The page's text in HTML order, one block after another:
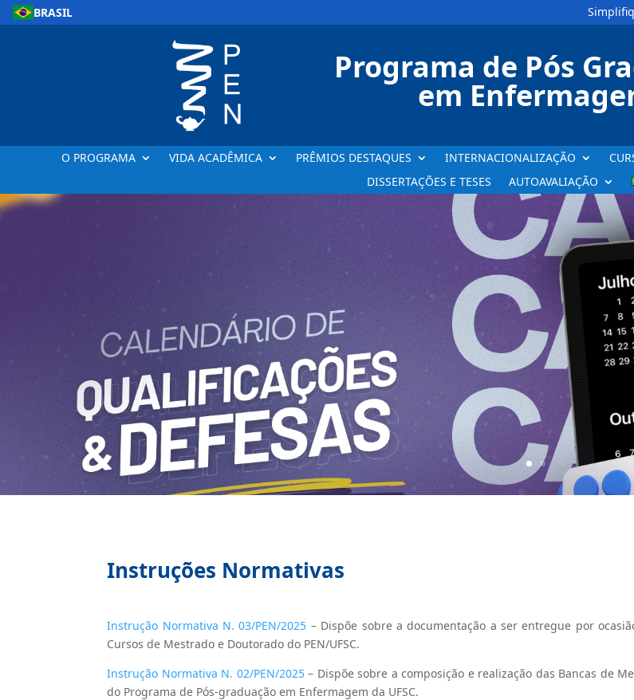
BRASIL
Programa de Pós
em
O PROGRAMA VIDA ACADÊMICA PRÊMIOS DESTAQUES INTERNACIONALIZAÇÃO
DISSERTAÇÕES E TESES
AUTOAVALIAÇÃO
Instruções Normativas
Instrução Normativa N. 03/PEN/2025 – Dispõe sobre a documentação a ser entregue por
Cursos de Mestrado e Doutorado do PEN/UFSC.
Instrução Normativa N. 02/PEN/2025– Dispõe sobre a composição e realização das Bancas de
do Programa de Pós-graduação em Enfermagem da UFSC.